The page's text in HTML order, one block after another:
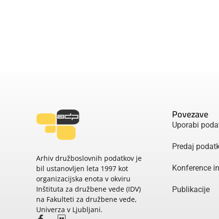
Arhiv družboslovnih podatkov je
bil ustanovljen leta 1997 kot
organizacijska enota v okviru
Inštituta za družbene vede (IDV)
na Fakulteti za družbene vede,
Univerza v Ljubljani.
Povezave
Uporabi
Predaj
Konference
Publikacije